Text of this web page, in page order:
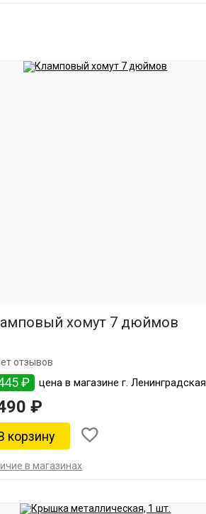
хомут 7 дюймов
отзывов
₽ цена в магазине г. Ленинградская
₽
в магазинах